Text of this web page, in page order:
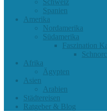
Spanien
Amerika
Nordamerika
Südamerika
Faszination
Afrika
Ägypten
Asien
Arabien
Städtereisen
Ratgeber & Blog